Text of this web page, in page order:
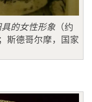
的女性形象（约
斯德哥尔摩，国家